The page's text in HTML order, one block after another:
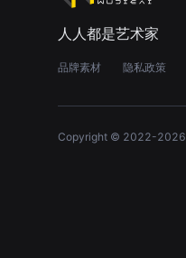
人人都是艺术家
品牌素材 隐私政策
Copyright © 2022-2026